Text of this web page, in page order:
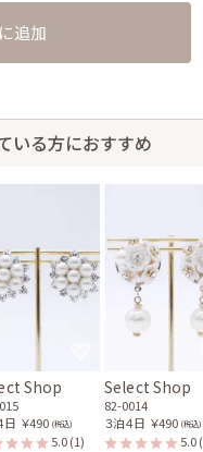
追加
いる方におすすめ
Shop
日 ￥490 (税込)
5.0(1)
Select Shop
82-0014
３泊４日 ￥490 (税込)
5.0